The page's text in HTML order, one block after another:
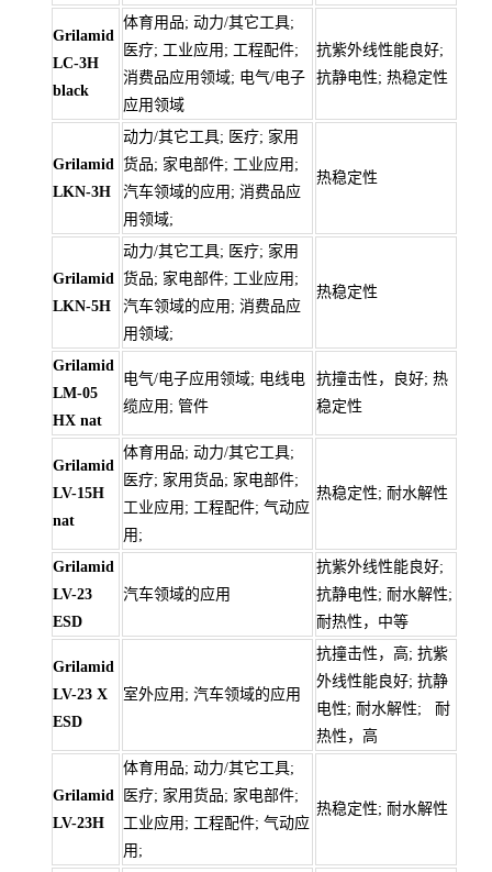
Grilamid
LC-3H
black
体育用品; 动力/其它工具;
医疗; 工业应用; 工程配件;
消费品应用领域; 电气/电子
应用领域
抗紫外线性能良好;
抗静电性; 热稳定性
Grilamid
LKN-3H
动力/其它工具; 医疗; 家用
货品; 家电部件; 工业应用;
汽车领域的应用; 消费品应
用领域;
热稳定性
Grilamid
LKN-5H
动力/其它工具; 医疗; 家用
货品; 家电部件; 工业应用;
汽车领域的应用; 消费品应
用领域;
热稳定性
Grilamid
LM-05
HX nat
电气/电子应用领域; 电线电
缆应用; 管件
抗撞击性，良好; 热
稳定性
Grilamid
LV-15H
nat
体育用品; 动力/其它工具;
医疗; 家用货品; 家电部件;
工业应用; 工程配件; 气动应
用;
热稳定性; 耐水解性
Grilamid
LV-23
ESD
汽车领域的应用
抗紫外线性能良好;
抗静电性; 耐水解性;
耐热性，中等
Grilamid
LV-23 X
ESD
室外应用; 汽车领域的应用
抗撞击性，高; 抗紫
外线性能良好; 抗静
电性; 耐水解性; 耐
热性，高
Grilamid
LV-23H
体育用品; 动力/其它工具;
医疗; 家用货品; 家电部件;
工业应用; 工程配件; 气动应
用;
热稳定性; 耐水解性